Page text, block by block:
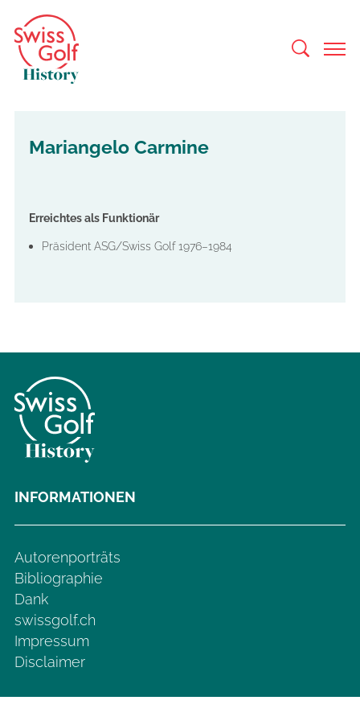
Mariangelo Carmine
Erreichtes als Funktionär
Präsident ASG/Swiss Golf 1976–1984
INFORMATIONEN
Autorenporträts
Bibliographie
Dank
swissgolf.ch
Impressum
Disclaimer